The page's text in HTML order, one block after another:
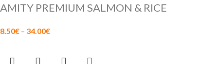
AMITY PREMIUM SALMON & RICE
8.50€ – 34.00€